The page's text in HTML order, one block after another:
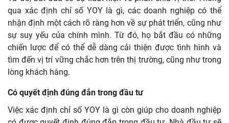
qua xác định chỉ số YOY là gì, các doanh nghiệp có thể
nhận định một cách rõ ràng hơn về sự phát triển, cũng như
sự suy yếu của chính mình. Từ đó, họ bắt đầu có những
chiến lược để có thể dễ dàng cải thiện được tình hình và
tìm đến vị trí vững chắc hơn trên thị trường, cũng như trong
lòng khách hàng.
Có quyết định đúng đắn trong đầu tư
Việc xác định chỉ số YOY là gì còn giúp cho doanh nghiệp